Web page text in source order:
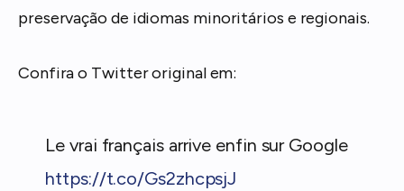
preservação de idiomas minoritários e regionais.
Confira o Twitter original em:
Le vrai français arrive enfin sur Google
https://t.co/Gs2zhcpsjJ